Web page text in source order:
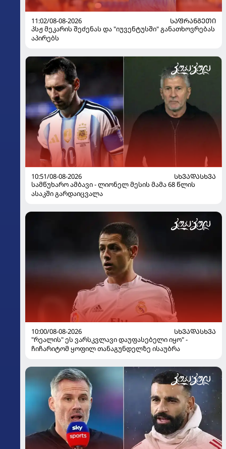
11:02/08-08-2026
ᲡᲐᲤᲠᲐᲜᲒᲔᲗᲘ
პსჟ მეკარის შეძენას და "იუვენტუსში" განათხოვრებას
აპირებს
10:51/08-08-2026
ᲡᲮᲕᲐᲓᲐᲡᲮᲕᲐ
სამწუხარო ამბავი - ლიონელ მესის მამა 68 წლის
ასაკში გარდაიცვალა
10:00/08-08-2026
ᲡᲮᲕᲐᲓᲐᲡᲮᲕᲐ
"რეალის" ეს ვარსკვლავი დაუფასებელი იყო" -
ჩიჩარიტომ ყოფილ თანაგუნდელზე ისაუბრა